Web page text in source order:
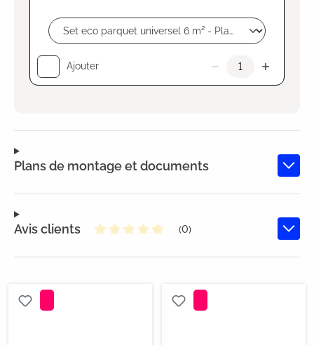
Ajouter
Plans de montage et documents
Avis clients
(0)